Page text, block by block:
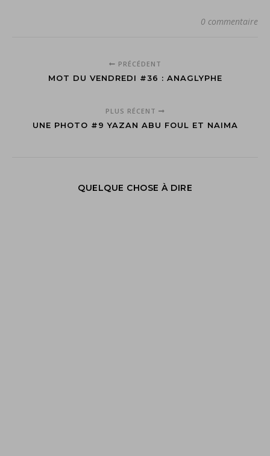
0 commentaire
PRÉCÉDENT
MOT DU VENDREDI #36 : ANAGLYPHE
PLUS RÉCENT
UNE PHOTO #9 YAZAN ABU FOUL ET NAIMA
QUELQUE CHOSE À DIRE